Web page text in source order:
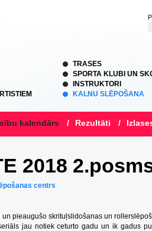
TRASES
SPORTA KLUBI UN
INSTRUKTORI
KALNU SLĒPOŠANA
kalendārs / Rezultāti /
2018
centrs
un pieaugušo skrituļslidošanas un
jau notiek ceturto gadu un ik gadus